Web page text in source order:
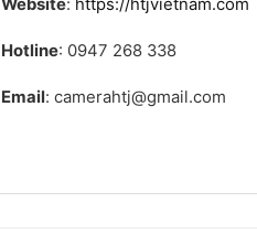
Website: https://htjvietnam.com
Hotline: 0947 268 338
Email: camerahtj@gmail.com